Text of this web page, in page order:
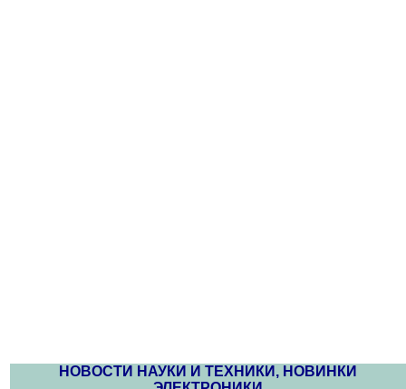
НОВОСТИ НАУКИ И ТЕХНИКИ, НОВИНКИ